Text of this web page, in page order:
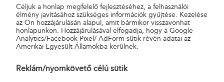
125
Otthontervező
Lakásszámla
159
40 000 159
Lakásszámla
Céljuk a honlap megfelelő fejlesztéséhez, a felhasználói
élmény javításához szükséges információk gyűjtése. Kezelése
az Ön hozzájárulásán alapul, amit bármikor visszavonhat
honlapunkon. Hozzájárulásával elfogadja, hogy a Google
Analytics/Facebook Pixel/ AdForm sütik révén adatai az
Amerikai Egyesült Államokba kerülnek.
Reklám/nyomkövető célú sütik